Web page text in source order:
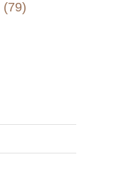
(79)